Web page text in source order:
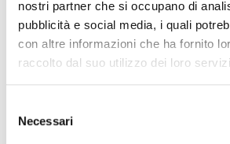
nostri partner che si occupano di
pubblicità e social media, i quali
con altre informazioni che ha fornito
raccolto dal suo utilizzo dei loro
delNecessari
nuova acquisizione”. Il progetto
tre gruppi di opere. Il primo gruppo, che
pareti, di consolidamento delle
lignee, nonché di rinnovo delle